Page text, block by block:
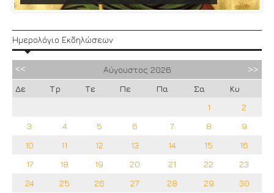
Ημερολόγιο Εκδηλώσεων
Αύγουστος 2026
Δε
Τρ Τε Πε Πα Σα
Κυ
1
2
3
4 5 6 7 8
9
10
11 12 13 14 15
16
17
18 19 20 21 22
23
24
25 26 27 28 29 30